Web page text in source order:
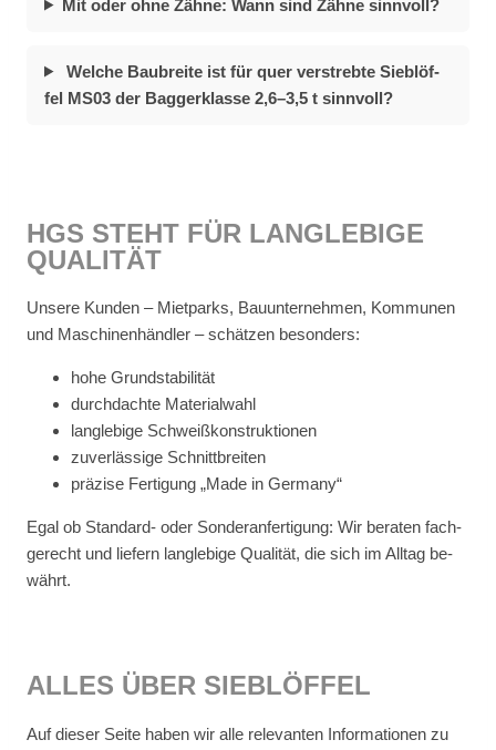
Mit oder ohne Zäh­ne: Wann sind Zäh­ne sinn­voll?
Wel­che Bau­brei­te ist für quer ver­streb­te Sieb­löf­
fel MS03 der Bag­ger­klas­se 2,6–3,5 t sinn­voll?
HGS STEHT FÜR LANG­LE­BI­GE
QUA­LI­TÄT
Un­se­re Kun­den – Miet­parks, Bau­un­ter­neh­men, Kom­mu­nen
und Ma­schi­nen­händ­ler – schät­zen be­son­ders:
hohe Grund­sta­bi­li­tät
durch­dach­te Ma­te­ri­al­wahl
lang­le­bi­ge Schweiß­kon­struk­tio­nen
zu­ver­läs­si­ge Schnitt­brei­ten
prä­zi­se Fer­ti­gung „Made in Ger­ma­ny“
Egal ob Stan­dard- oder Son­der­an­fer­ti­gung: Wir be­ra­ten fach­
ge­recht und lie­fern lang­le­bi­ge Qua­li­tät, die sich im All­tag be­
währt.
AL­LES ÜBER SIEB­LÖF­FEL
Auf die­ser Sei­te ha­ben wir alle re­le­van­ten In­for­ma­tio­nen zu